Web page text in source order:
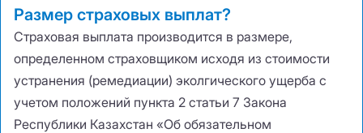
Размер страховых выплат?
Страховая выплата производится в размере,
определенном страховщиком исходя из стоимости
устранения (ремедиации) эколгического ущерба с
учетом положений пункта 2 статьи 7 Закона
Республики Казахстан «Об обязательном